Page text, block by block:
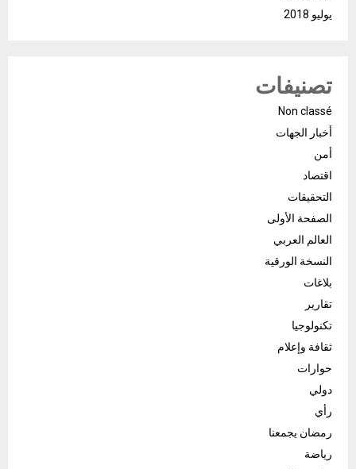
يوليو 2018
تصنيفات
Non classé
أخبار الجهات
أمن
اقتصاد
التحقيقات
الصفحة الأولى
العالم العربي
النسخة الورقية
بلاغات
تقارير
تكنولوجيا
ثقافة وإعلام
حوارات
دولي
رأي
رمضان يجمعنا
رياضة